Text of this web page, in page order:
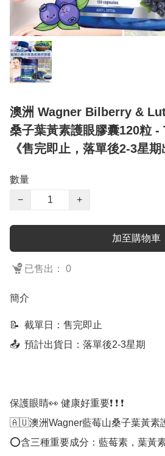
澳洲 Wagner Bilberry &
桑子葉黃素護眼膠囊120粒 -
《售完即止，落單後2-3星期
數量
−
+
加至購物車
已售出： 0
簡介
📝  截單日：售完即止
📤  預計出貨日：落單後2-3星期
保護眼睛👀 健康好重要❗ ❗ ❗
🇦🇺澳洲Wagner藍莓山桑子葉黃素
⭕含三種重要成分：藍莓素，葉黃